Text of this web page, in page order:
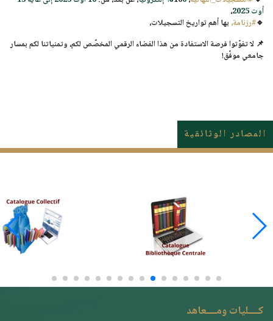
أوت 2025
،
🔹#رزنامة، بها أهم تواريخ التسجيلات،
📌 لا تفوّتوا فرصة الاستفادة من هذا الفضاء الرقمي المخصّص لكم، وتمنياتنا لكم بمسار
جامعي موفّق!
المصادر الوثائقية
كــــليات ومــــعاهد